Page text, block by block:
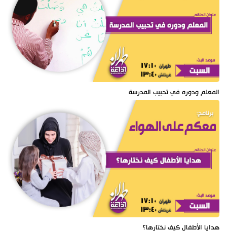
المعلم ودوره في تحبيب المدرسة
هدايا الأطفال كيف نختارها؟